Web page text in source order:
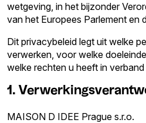
wetgeving, in het bijzonder
van het Europees Parlement en
Dit privacybeleid legt uit welke
verwerken, voor welke
welke rechten u heeft in
1.
MAISON D IDEE Prague s.r.o.